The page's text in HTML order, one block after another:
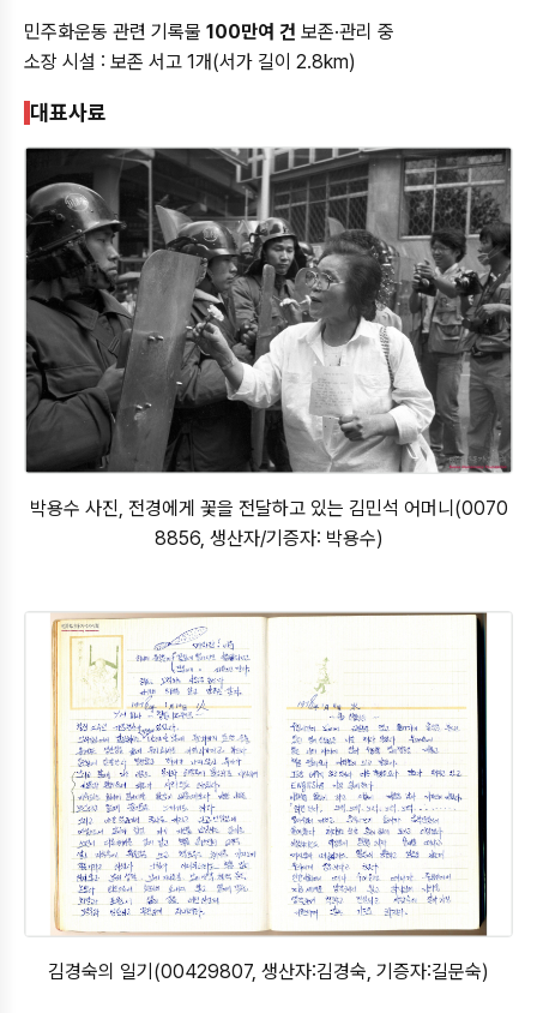
민주화운동 관련 기록물 100만여 건 보존·관리 중
소장 시설 : 보존 서고 1개(서가 길이 2.8km)
대표사료
박용수 사진, 전경에게 꽃을 전달하고 있는 김민석 어머니(0070
8856, 생산자/기증자: 박용수)
김경숙의 일기(00429807, 생산자:김경숙, 기증자:길문숙)